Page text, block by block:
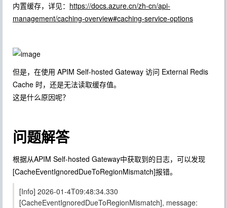
内置缓存，详见： https://docs.azure.cn/zh-cn/api-
management/caching-overview#caching-service-options
但是，在使用 APIM Self-hosted Gateway 访问 External Redis
Cache 时，还是无法读取缓存值。
这是什么原因呢？
问题解答
根据从APIM Self-hosted Gateway中获取到的日志，可以发现
[CacheEventIgnoredDueToRegionMismatch]报错。
[Info] 2026-01-4T09:48:34.330
[CacheEventIgnoredDueToRegionMismatch], message: